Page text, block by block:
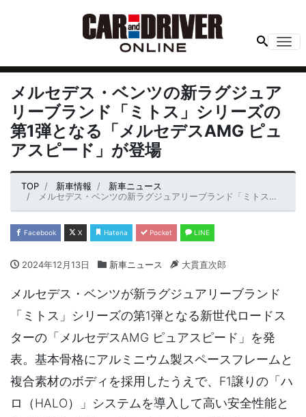
メルセデス・ベンツの新ラグジュア
リーブランド「ミトス」シリーズの
第1弾となる「メルセデスAMG ピュ
アスピード」が登場
TOP 新車情報
新車ニュース
メルセデス・ベンツの新ラグジュアリーブランド「ミトス」シリーズの第1弾となる「メルセデスAMG ピュアスピード」が登場
Facebook X Hatena Pocket LINE
2024年12月13日 新車ニュース 大貫直次郎
メルセデス・ベンツが新ラグジュアリーブランド
「ミトス」シリーズの第1弾となる新世代ロードス
ターの「メルセデスAMG ピュアスピード」を発
表。基本骨格にアルミニウム製スペースフレームと
複合素材のボディを採用したうえで、F1譲りの「ハ
ロ（HALO）」システムを導入して高い安全性能と